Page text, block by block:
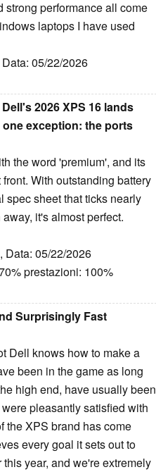
performance all come
laptops I have used
05/22/2026
2026 XPS 16 lands
exception: the ports
the word 'premium', and its
With outstanding battery
spec sheet that ticks nearly
it's almost perfect.
05/22/2026
prestazioni: 100%
Surprisingly Fast
Dell knows how to make a
been in the game as long
high end, have usually been
pleasantly satisfied with
the XPS brand has come
every goal it sets out to
year, and we're extremely